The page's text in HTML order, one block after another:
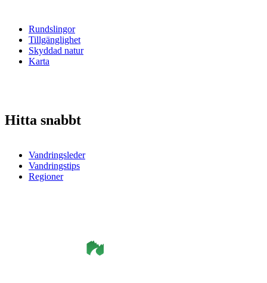
Rundslingor
Tillgänglighet
Skyddad natur
Karta
Hitta snabbt
Vandringsleder
Vandringstips
Regioner